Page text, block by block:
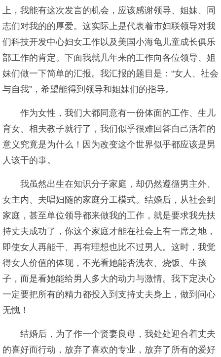
上，我能有这次发言的机会，应该感谢领导、姐妹、同
志们对我的的厚爱。这实际上是代表着市妇联领导对我
们科技开发中心妇女工作以及美国小海龟儿童成长俱乐
部工作的肯定。下面我就几年来的工作向各位领导、姐
妹们做一下简单的汇报。我汇报的题目是：“女人、社会
与自我”，希望能得到领导和姐妹们的指导。
作为女性，我们大都同意有一份体面的工作、生儿
育女、相夫教子就行了，我们似乎很难回答自己活着的
意义究竟是为什么！因为改变这个世界似乎都应该是男
人该干的事。
我虽然出生在知识分子家庭，却仍然遵循男主外、
女主内、夫唱妇随的家庭分工模式。结婚后，从社会到
家庭，甚至单位领导都来做我的工作，就是要求我先扶
持丈夫成功了，你这个家庭才能在社会上有一席之地，
即使女人再能干、再有理想也比不过男人。这时，我觉
得女人价值的体现，不光看她能否洗衣、烧饭、生孩
子，而是看她能给男人多大的动力与激情。我下定决心
一定要把所有的精力都投入到支持丈夫身上，做到问心
无愧！
结婚后，为了作一个贤妻良母，我处处迎合着丈夫
的喜好而行动，放弃了喜欢的专业，放弃了所有的爱好